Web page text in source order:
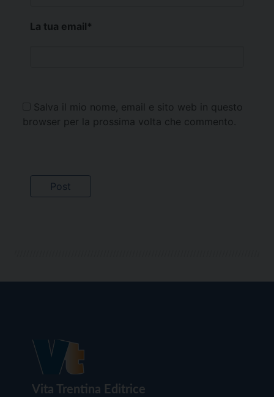
La tua email*
Salva il mio nome, email e sito web in questo
browser per la prossima volta che commento.
Vita Trentina Editrice